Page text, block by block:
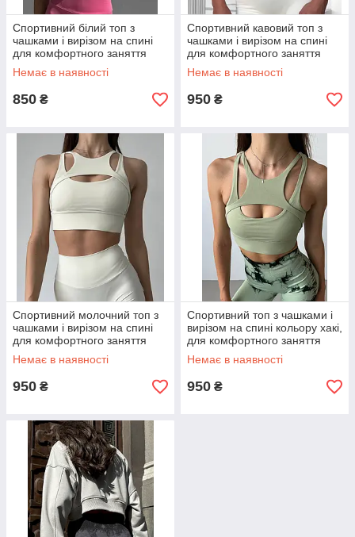
Спортивний білий топ з
чашками і вирізом на спині
для комфортного заняття
спорту
Немає в наявності
850 ₴
Спортивний кавовий топ з
чашками і вирізом на спині
для комфортного заняття
спорту
Немає в наявності
950 ₴
Спортивний молочний топ з
чашками і вирізом на спині
для комфортного заняття
спорту
Немає в наявності
950 ₴
Спортивний топ з чашками і
вирізом на спині кольору хакі,
для комфортного заняття
спорту
Немає в наявності
950 ₴